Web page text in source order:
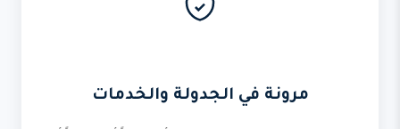
مرونة في الجدولة والخدمات